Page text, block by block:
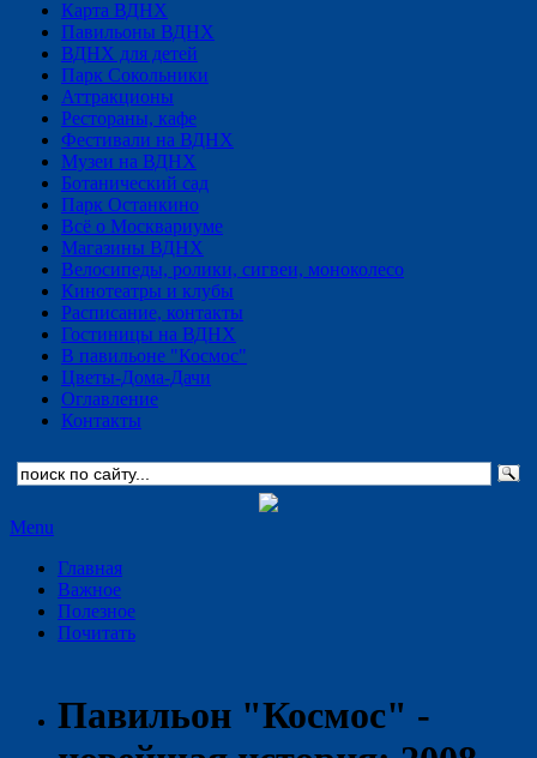
Карта ВДНХ
Павильоны ВДНХ
ВДНХ для детей
Парк Сокольники
Аттракционы
Рестораны, кафе
Фестивали на ВДНХ
Музеи на ВДНХ
Ботанический сад
Парк Останкино
Всё о Москвариуме
Магазины ВДНХ
Велосипеды, ролики, сигвеи, моноколесо
Кинотеатры и клубы
Расписание, контакты
Гостиницы на ВДНХ
В павильоне "Космос"
Цветы-Дома-Дачи
Оглавление
Контакты
Menu
Главная
Важное
Полезное
Почитать
Павильон "Космос" -